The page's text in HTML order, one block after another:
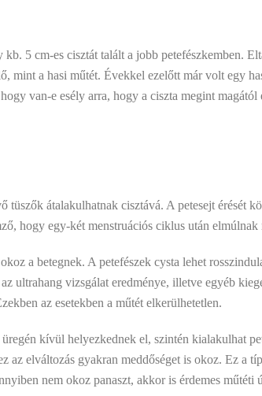
5 cm-es cisztát talált a jobb petefészkemben.
mint a hasi műtét. Évekkel ezelőtt már volt egy
van-e esély arra, hogy a ciszta megint
átalakulhatnak cisztává. A petesejt érését
hogy egy-két menstruációs ciklus után
a betegnek. A petefészek cysta lehet
ultrahang vizsgálat eredménye, illetve egyéb
az esetekben a műtét elkerülhetetlen.
kívül helyezkednek el, szintén kialakulhat
az elváltozás gyakran meddőséget is okoz. Ez a
nem okoz panaszt, akkor is érdemes